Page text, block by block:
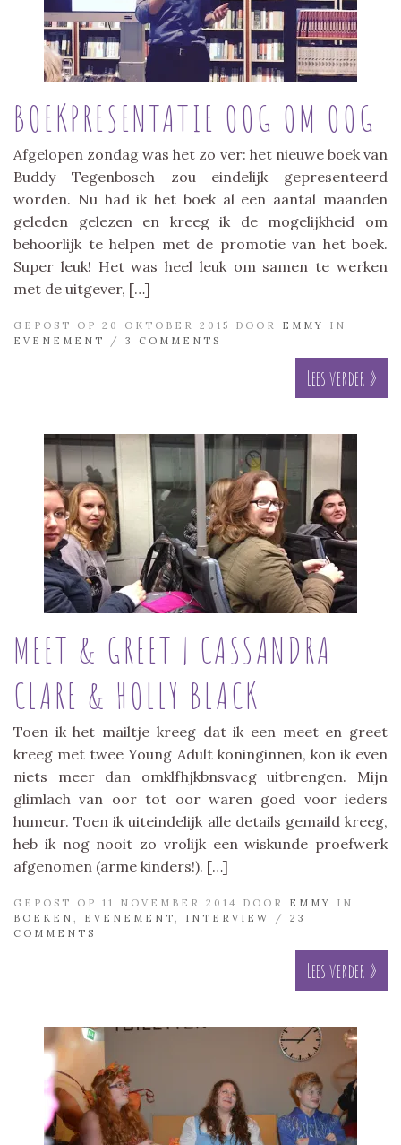
BOEKPRESENTATIE OOG OM OOG
Afgelopen zondag was het zo ver: het nieuwe boek van
Buddy Tegenbosch zou eindelijk gepresenteerd
worden. Nu had ik het boek al een aantal maanden
geleden gelezen en kreeg ik de mogelijkheid om
behoorlijk te helpen met de promotie van het boek.
Super leuk! Het was heel leuk om samen te werken
met de uitgever, […]
GEPOST OP 20 OKTOBER 2015 DOOR EMMY
IN
EVENEMENT
/ 3 COMMENTS
Lees verder »
MEET & GREET | CASSANDRA
CLARE & HOLLY BLACK
Toen ik het mailtje kreeg dat ik een meet en greet
kreeg met twee Young Adult koninginnen, kon ik even
niets meer dan omklfhjkbnsvacg uitbrengen. Mijn
glimlach van oor tot oor waren goed voor ieders
humeur. Toen ik uiteindelijk alle details gemaild kreeg,
heb ik nog nooit zo vrolijk een wiskunde proefwerk
afgenomen (arme kinders!). […]
GEPOST OP 11 NOVEMBER 2014 DOOR EMMY
IN
BOEKEN
EVENEMENT INTERVIEW / 23
COMMENTS
Lees verder »